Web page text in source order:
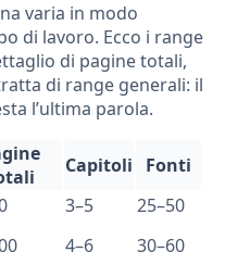
varia in modo
di lavoro. Ecco i range
di pagine totali,
di range generali: il
l’ultima parola.
Capitoli
Fonti
3–5
25–50
4–6
30–60